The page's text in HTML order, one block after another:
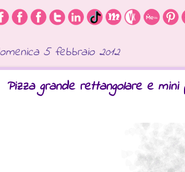
5 febbraio 2012
Pizza grande rettangolare e